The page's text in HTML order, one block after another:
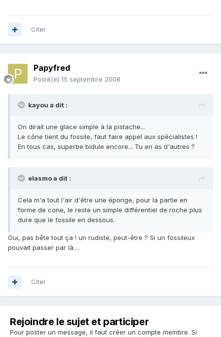
Citer
Papyfred
Posté(e) 15 septembre 2008
kayou a dit :
On dirait une glace simple à la pistache...
Le cône tient du fossile, faut faire appel aux spécialistes !
En tous cas, superbe bidule encore... Tu en as d'autres ?
elasmo a dit :
Cela m'a tout l'air d'être une éponge, pour la partie en
forme de cone, le reste un simple différentiel de roche plus
dure que le fossile en dessous.
Oui, pas bête tout ça ! un rudiste, peut-être ? Si un fossileux
pouvait passer par là…
Citer
Rejoindre le sujet et participer
Pour poster un message, il faut créer un compte membre. Si